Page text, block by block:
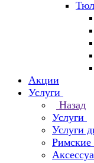
Акции
Услуги
Назад
Услуги
Услуги